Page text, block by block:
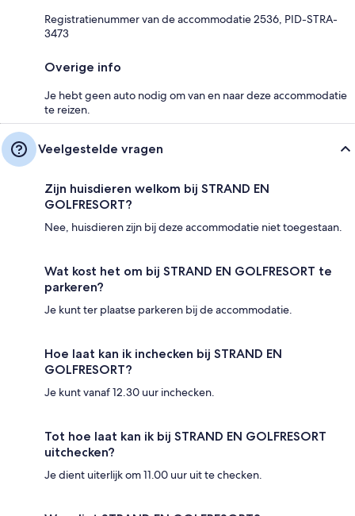
Registratienummer van de accommodatie 2536, PID-STRA-
3473
Overige info
Je hebt geen auto nodig om van en naar deze accommodatie
te reizen.
Veelgestelde vragen
Zijn huisdieren welkom bij STRAND EN
GOLFRESORT?
Nee, huisdieren zijn bij deze accommodatie niet toegestaan.
Wat kost het om bij STRAND EN GOLFRESORT te
parkeren?
Je kunt ter plaatse parkeren bij de accommodatie.
Hoe laat kan ik inchecken bij STRAND EN
GOLFRESORT?
Je kunt vanaf 12.30 uur inchecken.
Tot hoe laat kan ik bij STRAND EN GOLFRESORT
uitchecken?
Je dient uiterlijk om 11.00 uur uit te checken.